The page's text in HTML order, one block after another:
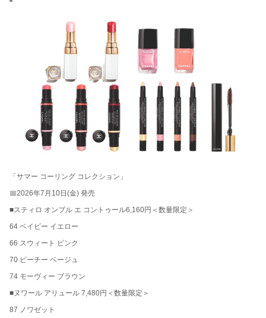
「サマー コーリング コレクション」
📅2026年7月10日(金) 発売
■スティロ オンブル エ コントゥール6,160円＜数量限定＞
64 ベイビー イエロー
66 スウィート ピンク
70 ピーチー ベージュ
74 モーヴィー ブラウン
■ヌワール アリュール 7,480円＜数量限定＞
87 ノワゼット